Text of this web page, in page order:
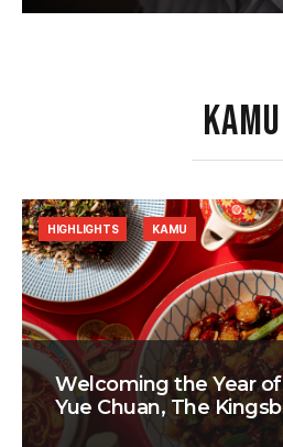
KAMU
Welcoming the Year
Yue Chuan, The
HIGHLIGHTS KAMU